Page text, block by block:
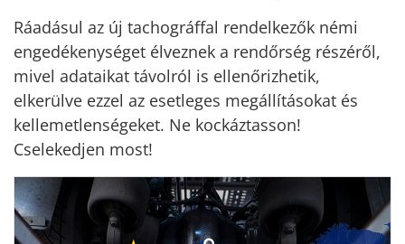
Ráadásul az új tachográffal rendelkezők némi
engedékenységet élveznek a rendőrség részéről,
mivel adataikat távolról is ellenőrizhetik,
elkerülve ezzel az esetleges megállításokat és
kellemetlenségeket. Ne kockáztasson!
Cselekedjen most!